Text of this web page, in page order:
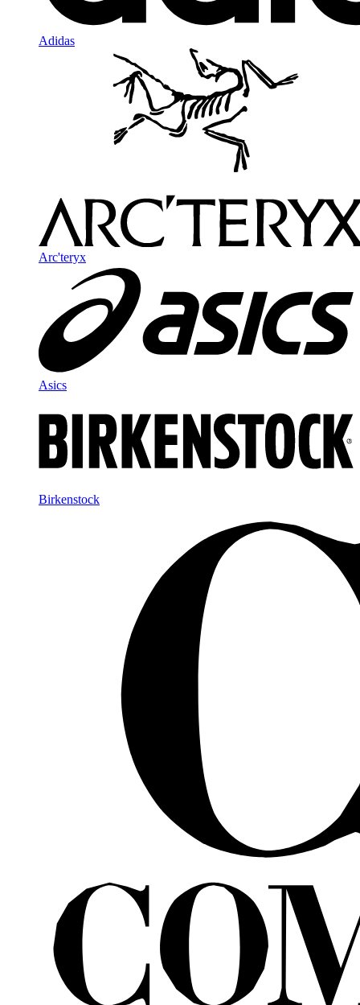
Adidas
Arc'teryx
Asics
Birkenstock